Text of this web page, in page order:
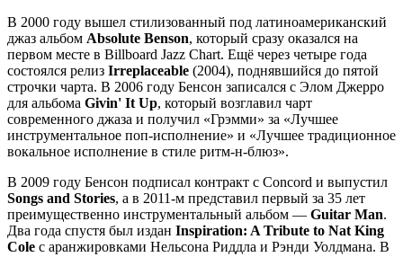
В 2000 году вышел стилизованный под латиноамериканский
джаз альбом Absolute Benson, который сразу оказался на
первом месте в Billboard Jazz Chart. Ещё через четыре года
состоялся релиз Irreplaceable (2004), поднявшийся до пятой
строчки чарта. В 2006 году Бенсон записался с Элом Джерро
для альбома Givin' It Up, который возглавил чарт
современного джаза и получил «Грэмми» за «Лучшее
инструментальное поп-исполнение» и «Лучшее традиционное
вокальное исполнение в стиле ритм-н-блюз».
В 2009 году Бенсон подписал контракт с Concord и выпустил
Songs and Stories, а в 2011-м представил первый за 35 лет
преимущественно инструментальный альбом — Guitar Man.
Два года спустя был издан Inspiration: A Tribute to Nat King
Cole с аранжировками Нельсона Риддла и Рэнди Уолдмана. В